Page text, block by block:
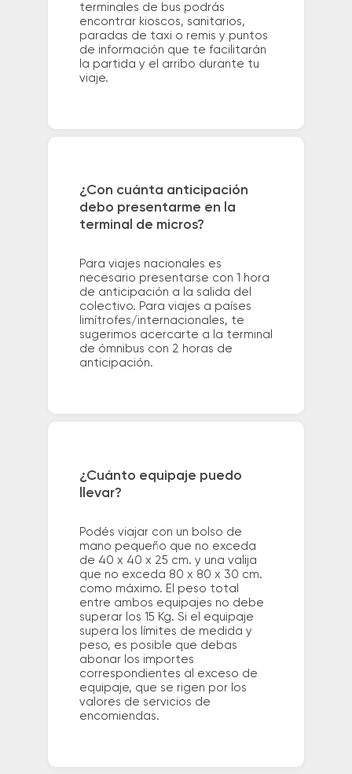
terminales de bus podrás
encontrar kioscos, sanitarios,
paradas de taxi o remis y puntos
de información que te facilitarán
la partida y el arribo durante tu
viaje.
¿Con cuánta anticipación
debo presentarme en la
terminal de micros?
Para viajes nacionales es
necesario presentarse con 1 hora
de anticipación a la salida del
colectivo. Para viajes a países
limítrofes/internacionales, te
sugerimos acercarte a la terminal
de ómnibus con 2 horas de
anticipación.
¿Cuánto equipaje puedo
llevar?
Podés viajar con un bolso de
mano pequeño que no exceda
de 40 x 40 x 25 cm. y una valija
que no exceda 80 x 80 x 30 cm.
como máximo. El peso total
entre ambos equipajes no debe
superar los 15 Kg. Si el equipaje
supera los límites de medida y
peso, es posible que debas
abonar los importes
correspondientes al exceso de
equipaje, que se rigen por los
valores de servicios de
encomiendas.